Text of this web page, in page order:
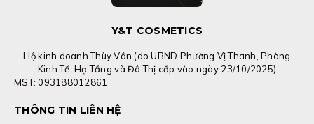
Y&T COSMETICS
Hộ kinh doanh Thùy Vân (do UBND Phường Vị Thanh, Phòng
Kinh Tế, Hạ Tầng và Đô Thị cấp vào ngày 23/10/2025)
MST: 093188012861
THÔNG TIN LIÊN HỆ